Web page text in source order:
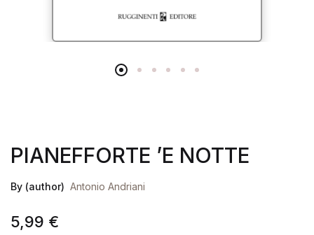
PIANEFFORTE ’E NOTTE
By (author) Antonio Andriani
5,99 €